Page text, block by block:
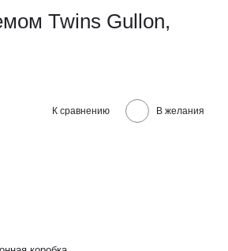
Twins Gullon,
К сравнению В желания